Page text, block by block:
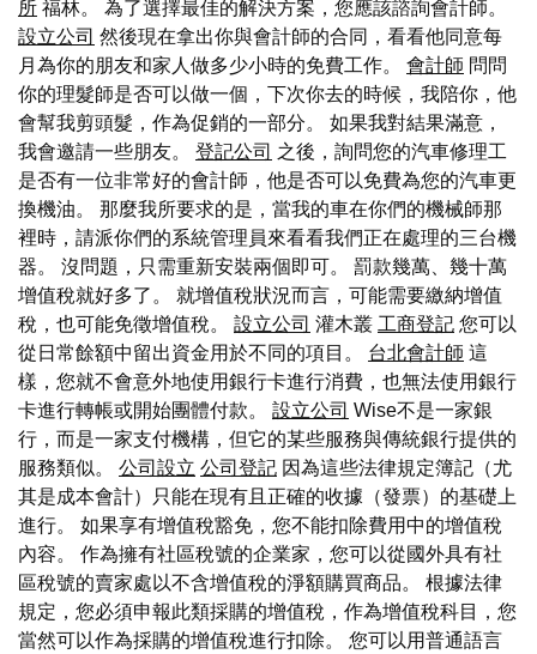
所 福林。 為了選擇最佳的解決方案，您應該諮詢會計師。
設立公司 然後現在拿出你與會計師的合同，看看他同意每
月為你的朋友和家人做多少小時的免費工作。 會計師 問問
你的理髮師是否可以做一個，下次你去的時候，我陪你，他
會幫我剪頭髮，作為促銷的一部分。 如果我對結果滿意，
我會邀請一些朋友。 登記公司 之後，詢問您的汽車修理工
是否有一位非常好的會計師，他是否可以免費為您的汽車更
換機油。 那麼我所要求的是，當我的車在你們的機械師那
裡時，請派你們的系統管理員來看看我們正在處理的三台機
器。 沒問題，只需重新安裝兩個即可。 罰款幾萬、幾十萬
增值稅就好多了。 就增值稅狀況而言，可能需要繳納增值
稅，也可能免徵增值稅。 設立公司 灌木叢 工商登記 您可以
從日常餘額中留出資金用於不同的項目。 台北會計師 這
樣，您就不會意外地使用銀行卡進行消費，也無法使用銀行
卡進行轉帳或開始團體付款。 設立公司 Wise不是一家銀
行，而是一家支付機構，但它的某些服務與傳統銀行提供的
服務類似。 公司設立 公司登記 因為這些法律規定簿記（尤
其是成本會計）只能在現有且正確的收據（發票）的基礎上
進行。 如果享有增值稅豁免，您不能扣除費用中的增值稅
內容。 作為擁有社區稅號的企業家，您可以從國外具有社
區稅號的賣家處以不含增值稅的淨額購買商品。 根據法律
規定，您必須申報此類採購的增值稅，作為增值稅科目，您
當然可以作為採購的增值稅進行扣除。 您可以用普通語言